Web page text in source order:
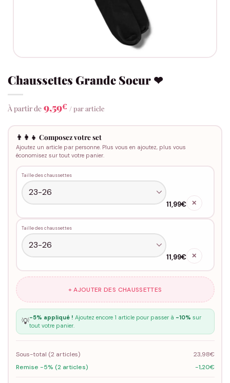
Chaussettes Grande Soeur ❤
À partir de 9,59€ / par article
👨‍👩‍👧 Composez votre set
Ajoutez un article par personne. Plus vous en ajoutez, plus vous
économisez sur tout votre panier.
Taille des chaussettes
11,99€ ✕
Taille des chaussettes
11,99€ ✕
+ AJOUTER DES CHAUSSETTES
💡-5% appliqué ! Ajoutez encore 1 article pour passer à -10% sur
tout votre panier.
Sous-total (2articles)
23,98€
Remise -5% (2 articles)
-1,20€